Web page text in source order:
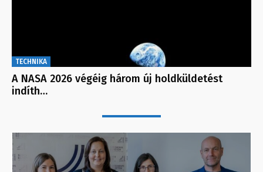
TECHNIKA
A NASA 2026 végéig három új holdküldetést
indíth…